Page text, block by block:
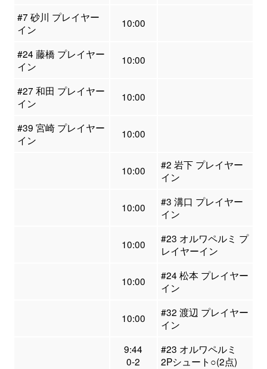
#7 砂川 プレイヤー
イン
10:00
#24 藤橋 プレイヤー
イン
10:00
#27 和田 プレイヤー
イン
10:00
#39 宮崎 プレイヤー
イン
10:00
10:00
#2 岩下 プレイヤー
イン
10:00
#3 溝口 プレイヤー
イン
10:00
#23 オルワペルミ プ
レイヤーイン
10:00
#24 松本 プレイヤー
イン
10:00
#32 渡辺 プレイヤー
イン
9:44
0-2
#23 オルワペルミ
2Pシュート○(2点)